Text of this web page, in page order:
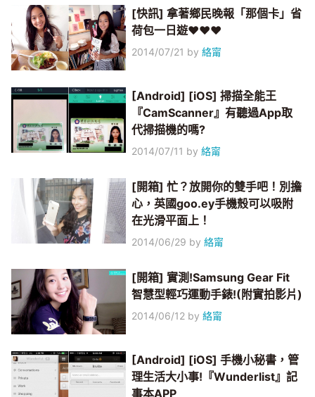
[快訊] 拿著鄉民晚報「那個卡」省
荷包一日遊♥♥♥
2014/07/21 by絡甯
[Android] [iOS] 掃描全能王
『CamScanner』有聽過App取
代掃描機的嗎?
2014/07/11 by絡甯
[開箱] 忙？放開你的雙手吧！別擔
心，英國goo.ey手機殼可以吸附
在光滑平面上！
2014/06/29 by絡甯
[開箱] 實測!Samsung Gear Fit
智慧型輕巧運動手錶!(附實拍影片)
2014/06/12 by絡甯
[Android] [iOS] 手機小秘書，管
理生活大小事!『Wunderlist』記
事本APP